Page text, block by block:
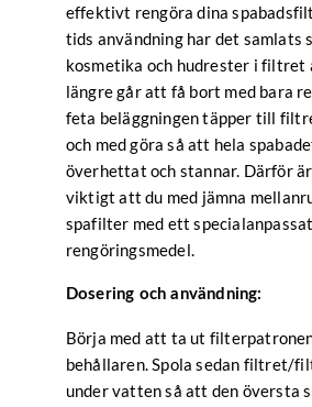
effektivt rengöra dina
tids användning har det samlats
kosmetika och hudrester i
längre går att få bort med bara
feta beläggningen täpper till
och med göra så att hela
överhettat och stannar. Därför
viktigt att du med jämna
spafilter med ett specialanpassat
rengöringsmedel.
Dosering och användning:
Börja med att ta ut
behållaren. Spola sedan filtret/
under vatten så att den översta